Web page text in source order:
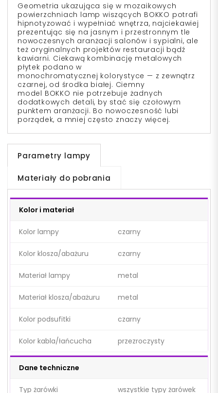
Geometria ukazująca się w mozaikowych
powierzchniach lamp wiszących BOKKO potrafi
hipnotyzować i wypełniać wnętrza, najciekawiej
prezentując się na jasnym i przestronnym tle
nowoczesnych aranżacji salonów i sypialni, ale
też oryginalnych projektów restauracji bądź
kawiarni. Ciekawą kombinację metalowych
płytek podano w
monochromatycznej kolorystyce — z zewnątrz
czarnej, od środka białej. Ciemny
model BOKKO nie potrzebuje żadnych
dodatkowych detali, by stać się czołowym
punktem aranżacji. Bo nowoczesność lubi
porządek, a mniej często znaczy więcej.
Parametry lampy
Materiały do pobrania
Kolor i materiał
Kolor lampy czarny
Kolor klosza/abażuru czarny
Materiał lampy metal
Materiał klosza/abażuru metal
Kolor podsufitki czarny
Kolor kabla/łańcucha przezroczysty
Dane techniczne
Typ żarówki wszystkie typy żarówek